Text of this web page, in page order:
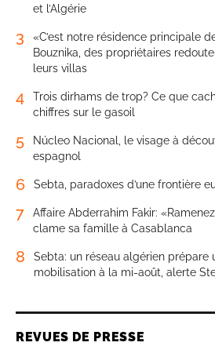
et l’Algérie
3
«C’est notre résidence principale
Bouznika, des propriétaires
leurs villas
4
Trois dirhams de trop? Ce que
chiffres sur le gasoil
5
Núcleo Nacional, le visage à
espagnol
6 Sebta, paradoxes d’une frontière
7
Affaire Abderrahim Fakir:
clame sa famille à Casablanca
8
Sebta: un réseau algérien prépare
mobilisation à la mi-août, alerte
REVUES DE PRESSE